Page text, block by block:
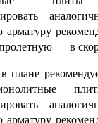
— в
плане